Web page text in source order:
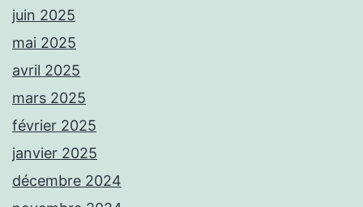
juin 2025
mai 2025
avril 2025
mars 2025
février 2025
janvier 2025
décembre 2024